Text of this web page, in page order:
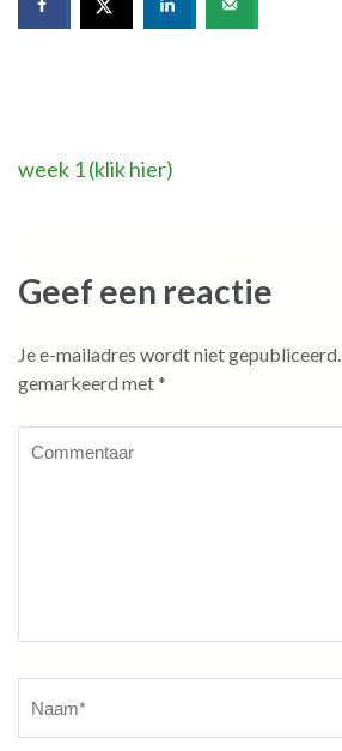
Bericht
week 1 (klik hier)
Geef een reactie
Je e-mailadres wordt niet gepubliceerd.
gemarkeerd met*